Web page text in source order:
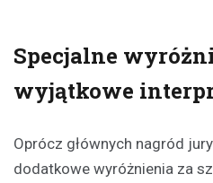
Specjalne
wyjątkowe
Oprócz głównych nagród
dodatkowe wyróżnienia za